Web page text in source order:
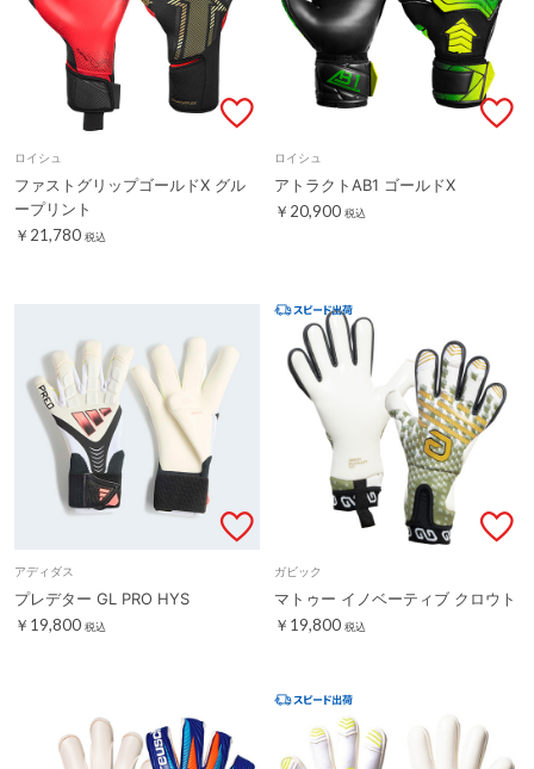
ロイシュ
ファストグリップゴールドX グル
ープリント
￥21,780 税込
ロイシュ
アトラクトAB1 ゴールドX
￥20,900 税込
アディダス
プレデター GL PRO HYS
￥19,800 税込
ガビック
マトゥー イノベーティブ クロウト
￥19,800 税込